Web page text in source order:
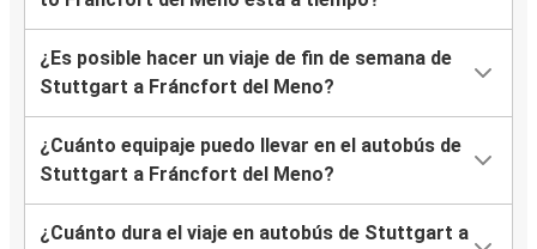
¿Es posible hacer un viaje de fin de semana de
Stuttgart a Fráncfort del Meno?
¿Cuánto equipaje puedo llevar en el autobús de
Stuttgart a Fráncfort del Meno?
¿Cuánto dura el viaje en autobús de Stuttgart a